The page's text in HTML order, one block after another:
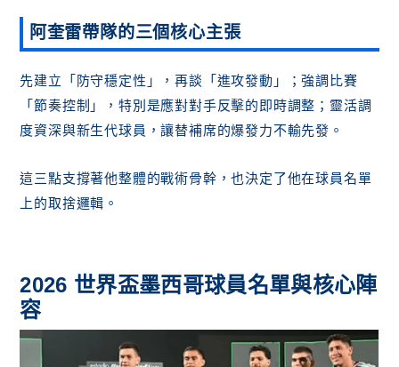
阿奎雷帶隊的三個核心主張
先建立「防守穩定性」，再談「進攻發動」；強調比賽
「節奏控制」，特別是應對對手反擊的即時調整；靈活調
度資深與新生代球員，讓替補席的爆發力不輸先發。
這三點支撐著他整體的戰術骨幹，也決定了他在球員名單
上的取捨邏輯。
2026 世界盃墨西哥球員名單與核心陣
容